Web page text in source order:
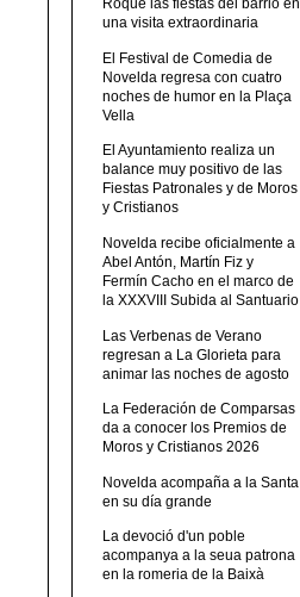
Roque las fiestas del barrio en
una visita extraordinaria
El Festival de Comedia de
Novelda regresa con cuatro
noches de humor en la Plaça
Vella
El Ayuntamiento realiza un
balance muy positivo de las
Fiestas Patronales y de Moros
y Cristianos
Novelda recibe oficialmente a
Abel Antón, Martín Fiz y
Fermín Cacho en el marco de
la XXXVIII Subida al Santuario
Las Verbenas de Verano
regresan a La Glorieta para
animar las noches de agosto
La Federación de Comparsas
da a conocer los Premios de
Moros y Cristianos 2026
Novelda acompaña a la Santa
en su día grande
La devoció d'un poble
acompanya a la seua patrona
en la romeria de la Baixà